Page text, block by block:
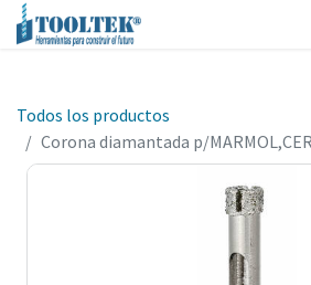
Todos los productos
Corona diamantada p/